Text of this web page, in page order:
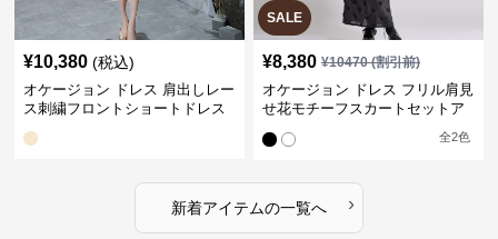
¥10,380 (税込)
オケージョン ドレス 肩出しレー
ス刺繍フロントショートドレス
SALE
¥8,380 ¥10470(割引前)
オケージョン ドレス フリル肩見
せ花モチーフスカートセットア
全2色
新着アイテムの一覧へ ›